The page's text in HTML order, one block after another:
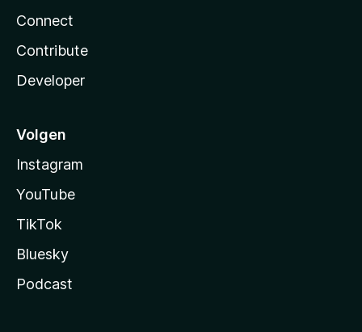
Connect
Contribute
Developer
Volgen
Instagram
YouTube
TikTok
Bluesky
Podcast